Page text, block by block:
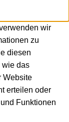
wir
zu
diesen
wie das
Website
erteilen oder
Funktionen